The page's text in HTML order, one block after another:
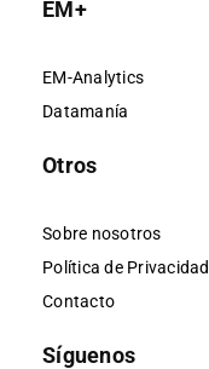
EM+
EM-Analytics
Datamanía
Otros
Sobre nosotros
Política de Privacidad
Contacto
Síguenos